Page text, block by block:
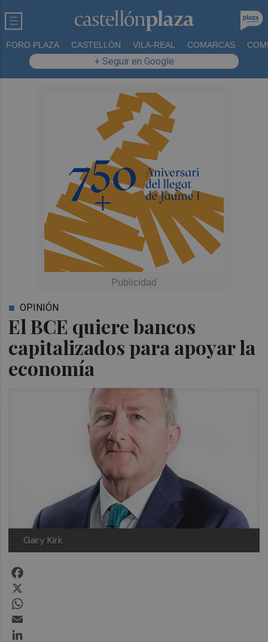
FORO PLAZA CASTELLÓN VILA-REAL COMARCAS
+ Seguir en Google
El BCE quiere bancos
capitalizados para apoyar la
economía
OPINIÓN
Gary Kirk